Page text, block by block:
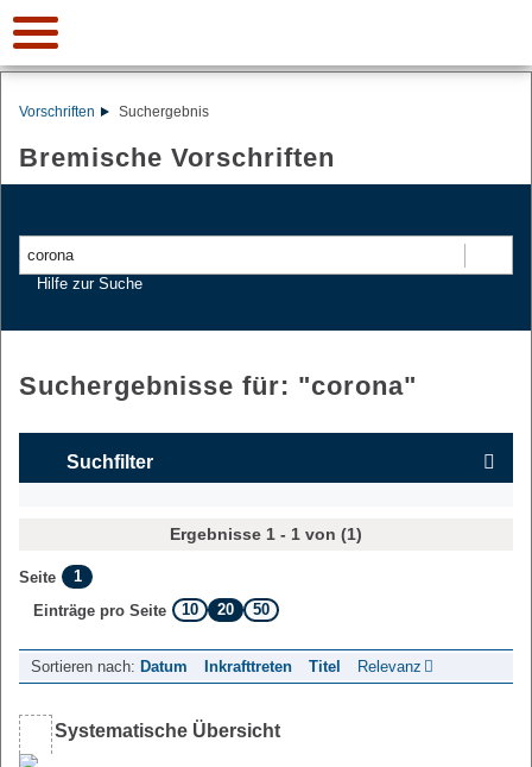
Vorschriften Suchergebnis
Bremische Vorschriften
Hilfe zur Suche
Suchergebnisse für: "corona"
Suchfilter
Ergebnisse 1 - 1 von (1)
Seite
1
Einträge pro Seite
10 20 50
Sortieren nach: Datum Inkrafttreten Titel Relevanz
Systematische Übersicht